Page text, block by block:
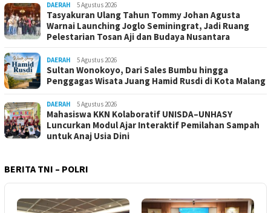
DAERAH 5 Agustus 2026
Tasyakuran Ulang Tahun Tommy Johan Agusta
Warnai Launching Joglo Seminingrat, Jadi Ruang
Pelestarian Tosan Aji dan Budaya Nusantara
DAERAH 5 Agustus 2026
Sultan Wonokoyo, Dari Sales Bumbu hingga
Penggagas Wisata Juang Hamid Rusdi di Kota Malang
DAERAH 5 Agustus 2026
Mahasiswa KKN Kolaboratif UNISDA–UNHASY
Luncurkan Modul Ajar Interaktif Pemilahan Sampah
untuk Anaj Usia Dini
BERITA TNI – POLRI